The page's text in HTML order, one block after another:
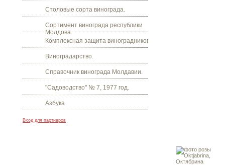
Столовые сорта винограда.
Сортимент винограда республики
Молдова.
Комплексная защита виноградников.
Виноградарство.
Справочник винограда Молдавии.
"Садоводство" № 7, 1977 год.
Азбука
Вход для партнеров